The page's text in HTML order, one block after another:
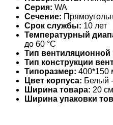
Серия: WA
Сечение:
Срок службы: 10 лет
Температурный
до 60 °С
Тип вентиляционной
Тип конструкции
Типоразмер: 400*150
Цвет корпуса: Белый
Ширина товара: 20 см
Ширина упаковки